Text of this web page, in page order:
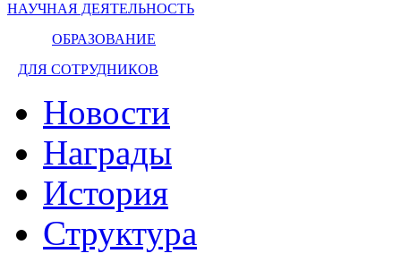
НАУЧНАЯ ДЕЯТЕЛЬНОСТЬ
ОБРАЗОВАНИЕ
ДЛЯ СОТРУДНИКОВ
Новости
Награды
История
Структура